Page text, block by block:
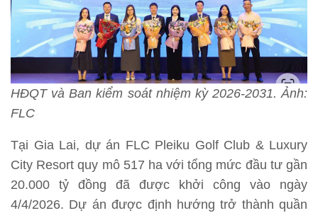
HĐQT và Ban kiểm soát nhiệm kỳ 2026-2031. Ảnh:
FLC
Tại Gia Lai, dự án FLC Pleiku Golf Club & Luxury
City Resort quy mô 517 ha với tổng mức đầu tư gần
20.000 tỷ đồng đã được khởi công vào ngày
4/4/2026. Dự án được định hướng trở thành quần